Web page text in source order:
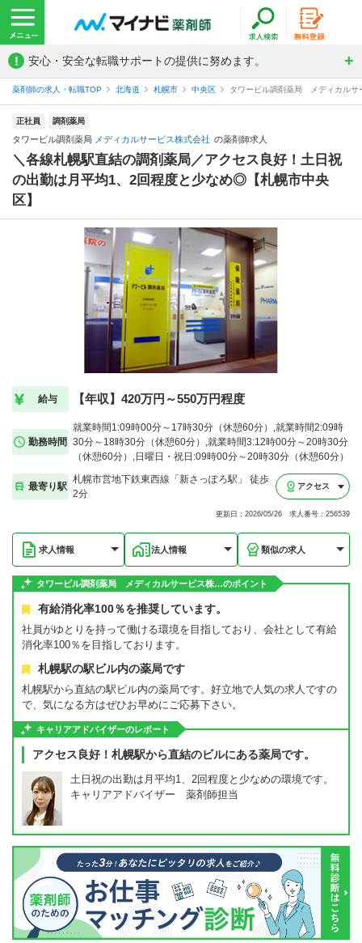
! 安心・安全な転職サポートの提供に努めます。
薬剤師の求人・転職TOP 北海道 札幌市 中央区 タワービル調剤薬局 メディカルサ
正社員 調剤薬局
タワービル調剤薬局 メディカルサービス株式会社 の薬剤師求人
＼各線札幌駅直結の調剤薬局／アクセス良好！土日祝
の出勤は月平均1、2回程度と少なめ◎【札幌市中央
区】
給与 【年収】420万円～550万円程度
勤務時間
就業時間1:09時00分～17時30分（休憩60分）,就業時間2:09時
30分～18時30分（休憩60分）,就業時間3:12時00分～20時30分
（休憩60分）,日曜日・祝日:09時00分～20時30分（休憩60分）
最寄り駅
札幌市営地下鉄東西線「新さっぽろ駅」 徒歩
2分
アクセス
更新日：2026/05/26 求人番号：256539
求人情報 法人情報 類似の求人
タワービル調剤薬局 メディカルサービス株…のポイント
有給消化率100％を推奨しています。
社員がゆとりを持って働ける環境を目指しており、会社として有給
消化率100％を目指しております。
札幌駅の駅ビル内の薬局です
札幌駅から直結の駅ビル内の薬局です。好立地で人気の求人ですの
で、気になる方はぜひお早めにご応募下さい。
キャリアアドバイザーのレポート
アクセス良好！札幌駅から直結のビルにある薬局です。
土日祝の出勤は月平均1、2回程度と少なめの環境です。
キャリアアドバイザー 薬剤師担当